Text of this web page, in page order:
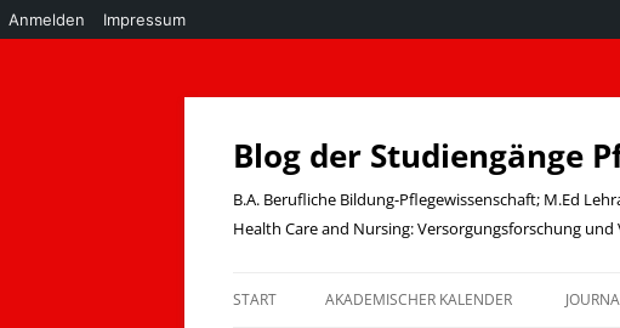
Anmelden Impressum
Zum
springen
Blog der Studiengänge
B.A. Berufliche Bildung-Pflegewissenschaft; M.Ed
Health Care and Nursing: Versorgungsforschung
START AKADEMISCHER KALENDER